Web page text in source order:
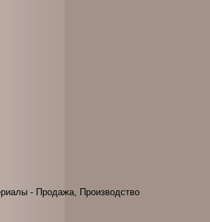
- Продажа, Производство